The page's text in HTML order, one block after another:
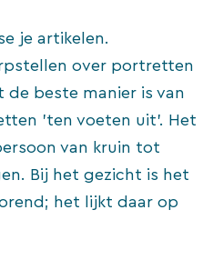
je artikelen.
over portretten
de beste manier is van
’ten voeten uit’. Het
van kruin tot
Bij het gezicht is het
het lijkt daar op